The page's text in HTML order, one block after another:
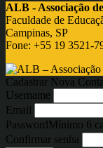
ALB - Associação
Faculdade de
Campinas, SP
Fone: +55 19 3521-
Cadastrar Nova Conta
Username
Email
PasswordMínimo 6
Confirmar senha